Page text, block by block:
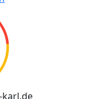
karl.de